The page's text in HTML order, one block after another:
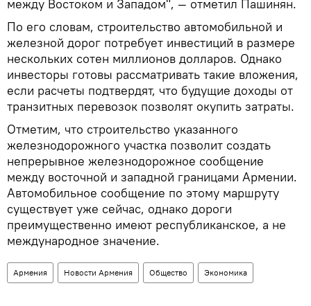
между Востоком и Западом", — отметил Пашинян.
По его словам, строительство автомобильной и
железной дорог потребует инвестиций в размере
нескольких сотен миллионов долларов. Однако
инвесторы готовы рассматривать такие вложения,
если расчеты подтвердят, что будущие доходы от
транзитных перевозок позволят окупить затраты.
Отметим, что строительство указанного
железнодорожного участка позволит создать
непрерывное железнодорожное сообщение
между восточной и западной границами Армении.
Автомобильное сообщение по этому маршруту
существует уже сейчас, однако дороги
преимущественно имеют республиканское, а не
международное значение.
Армения Новости Армения Общество Экономика